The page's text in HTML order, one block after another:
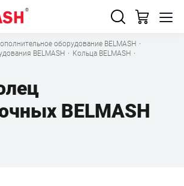
оборудование BELMASH ·
BELMASH · Кольца BELMASH ·
BELMASH